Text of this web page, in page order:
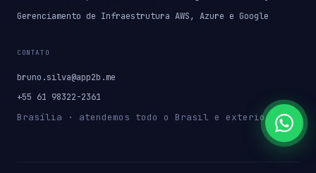
Gerenciamento de Infraestrutura AWS, Azure e Google
CONTATO
bruno.silva@app2b.me
+55 61 98322-2361
Brasília · atendemos todo o Brasil e exterior